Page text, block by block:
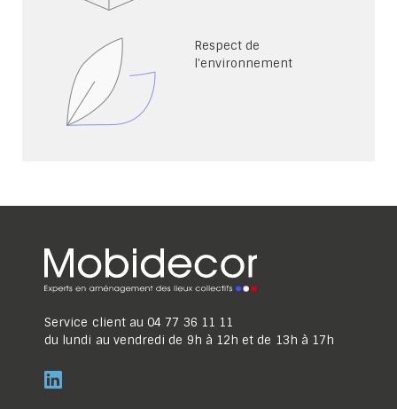
Respect de
l'environnement
Service client au 04 77 36 11 11
du lundi au vendredi de 9h à 12h et de 13h à 17h